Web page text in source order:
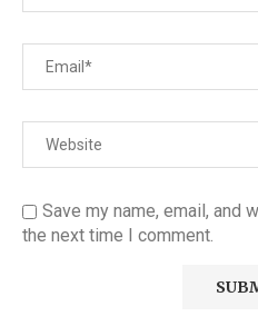
Save my name, email, and
the next time I comment.